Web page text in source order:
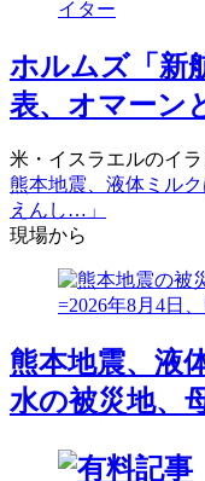
ホルムズ「新
表、オマーン
米・イスラエルのイ
熊本地震、液体ミル
えんし…」
現場から
熊本地震、液
水の被災地、